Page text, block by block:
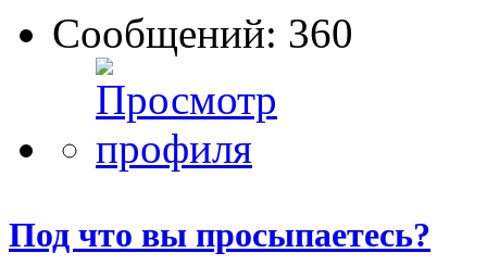
Сообщений: 360
Под что вы просыпаетесь?